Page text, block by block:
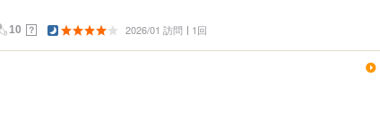
10 ？ 2026/01 訪問 1回